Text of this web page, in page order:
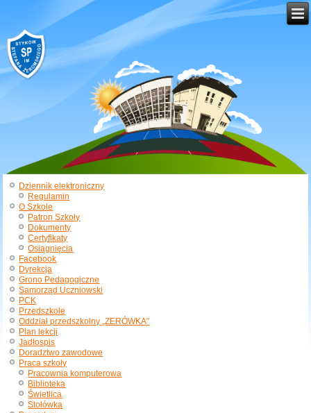
Dziennik elektroniczny
Regulamin
O Szkole
Patron Szkoły
Dokumenty
Certyfikaty
Osiągnięcia
Facebook
Dyrekcja
Grono Pedagogiczne
Samorząd Uczniowski
PCK
Przedszkole
Oddział przedszkolny „ZERÓWKA”
Plan lekcji
Jadłospis
Doradztwo zawodowe
Praca szkoły
Pracownia komputerowa
Biblioteka
Świetlica
Stołówka